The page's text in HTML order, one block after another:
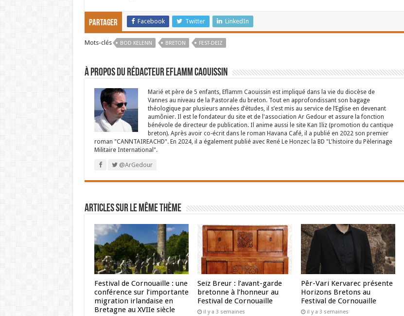
Partager Facebook Twitter LinkedIn
Mots-clés BOD KELENN BRETON FEST-DEIZ
À propos du rédacteur Eflamm Caouissin
Marié et père de 5 enfants, Eflamm Caouissin est impliqué dans la vie du diocèse de
Vannes au niveau de la Pastorale du breton. Tout en approfondissant son bagage
théologique par plusieurs années d’études, il s’est mis au service de l’Eglise en devenant
aumônier. Il est le fondateur du site et de l'association Ar Gedour et assure la fonction
bénévole de directeur de publication. Il anime aussi le site Kan Iliz (promotion du cantique
breton). Après avoir co-écrit dans le roman Havana Café, il a publié en 2022 son premier
roman "CANNTAIREACHD". En 2024, il a également publié avec René Le Honzec la BD "L'histoire du Pèlerinage
Militaire International".
@ArGedour
Articles sur le même thème
Festival de Cornouaille : une
conférence sur l’importante
migration irlandaise en
Bretagne au XVIIe siècle
Seiz Breur : l’avant-garde
bretonne à l’honneur au
Festival de Cornouaille
il y a 3 semaines
Pêr-Vari Kervarec présente
Horizons Bretons au
Festival de Cornouaille
il y a 3 semaines